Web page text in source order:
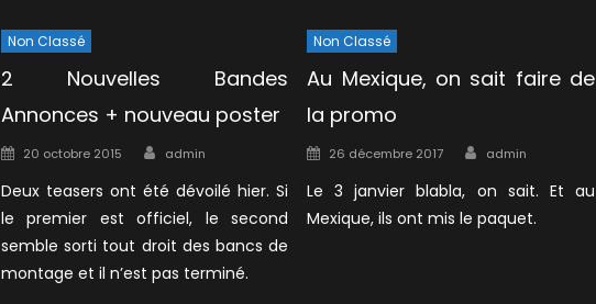
Non Classé
2 Nouvelles Bandes
Annonces + nouveau poster
Posted
20 octobre 2015 Author
admin
Deux teasers ont été dévoilé hier. Si
le premier est officiel, le second
semble sorti tout droit des bancs de
montage et il n’est pas terminé.
Non Classé
Au Mexique, on sait faire de
la promo
Posted
26 décembre 2017 Author
admin
Le 3 janvier blabla, on sait. Et au
Mexique, ils ont mis le paquet.